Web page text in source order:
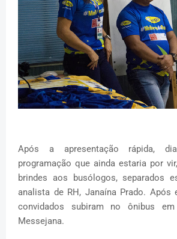
Após a apresentação rápida,
programação que ainda estaria por
brindes aos busólogos, separados
analista de RH, Janaína Prado. Após
convidados subiram no ônibus
Messejana.